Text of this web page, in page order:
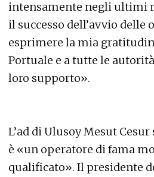
intensamente negli ultimi
il successo dell’avvio delle
esprimere la mia
Portuale e a tutte le
loro supporto».
L’ad di Ulusoy Mesut
è «un operatore di fama
qualificato». Il presidente